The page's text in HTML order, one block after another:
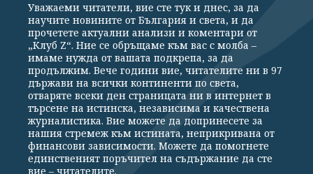
Общи условия
Политика за поверителност
Реклама
Партньори Контакти
За Клуб Z
Екип
Подкрепете ни
Издател на www.clubz.bg е „Клуб Зебра Медия“ ЕООД, София, ул. "Алеко
Уважаеми читатели, вие сте тук и днес, за да
научите новините от България и света, и да
прочетете актуални анализи и коментари от
„Клуб Z“. Ние се обръщаме към вас с молба –
имаме нужда от вашата подкрепа, за да
продължим. Вече години вие, читателите ни в 97
държави на всички континенти по света,
отваряте всеки ден страницата ни в интернет в
търсене на истинска, независима и качествена
журналистика. Вие можете да допринесете за
нашия стремеж към истината, неприкривана от
финансови зависимости. Можете да помогнете
единственият поръчител на съдържание да сте
вие – читателите.